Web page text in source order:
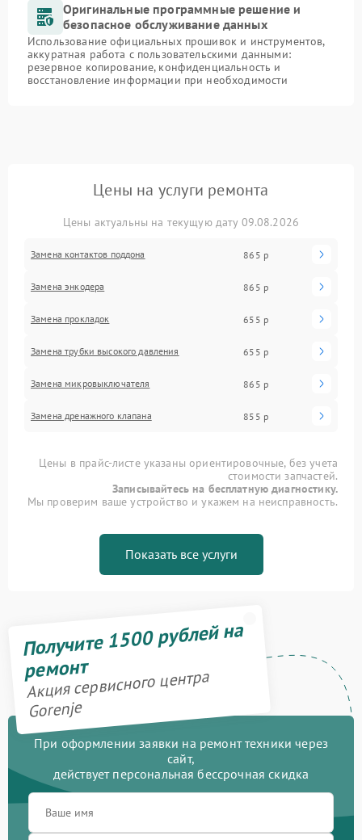
Оригинальные программные решение и
безопасное обслуживание данных
Использование официальных прошивок и инструментов,
аккуратная работа с пользовательскими данными:
резервное копирование, конфиденциальность и
восстановление информации при необходимости
Цены на услуги ремонта
Цены актуальны на текущую дату 09.08.2026
Замена контактов поддона 865 р
Замена энкодера 865 р
Замена прокладок 655 р
Замена трубки высокого давления 655 р
Замена микровыключателя 865 р
Замена дренажного клапана 855 р
Цены в прайс-листе указаны ориентировочные, без учета
стоимости запчастей.
Записывайтесь на бесплатную диагностику.
Мы проверим ваше устройство и укажем на неисправность.
Показать все услуги
Получите 1500 рублей на
ремонт
Акция сервисного центра
Gorenje
При оформлении заявки на ремонт техники через
сайт,
действует персональная бессрочная скидка